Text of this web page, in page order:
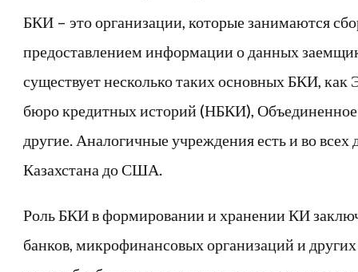
БКИ – это организации, которые занимаются
предоставлением информации о данных
существует несколько таких основных БКИ,
бюро кредитных историй (НБКИ),
другие. Аналогичные учреждения есть и во всех
Казахстана до США.
Роль БКИ в формировании и хранении КИ
банков, микрофинансовых организаций и